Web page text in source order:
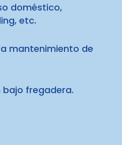
doméstico,
etc.
mantenimiento de
bajo fregadera.